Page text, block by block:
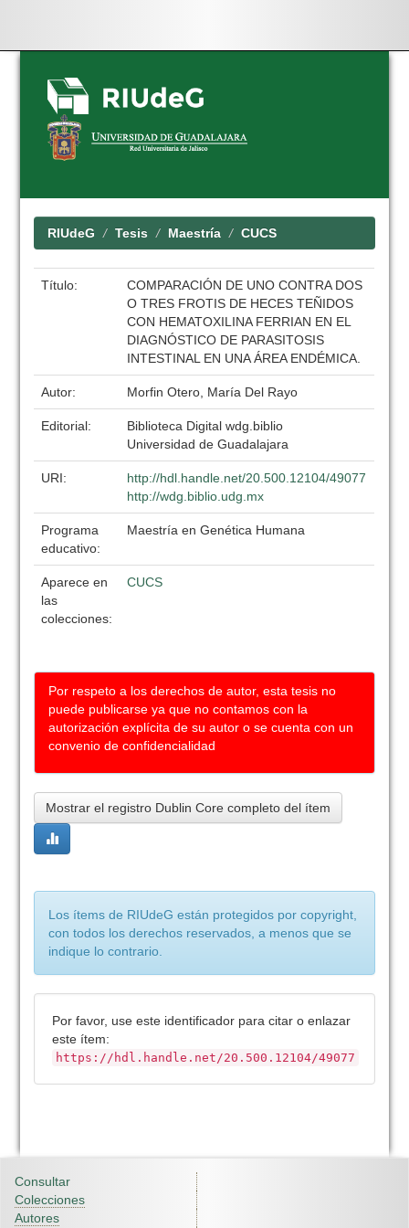
Skip
navigation
RIUdeG Tesis Maestría CUCS
Título:
COMPARACIÓN DE UNO CONTRA DOS
O TRES FROTIS DE HECES TEÑIDOS
CON HEMATOXILINA FERRIAN EN EL
DIAGNÓSTICO DE PARASITOSIS
INTESTINAL EN UNA ÁREA ENDÉMICA.
Autor: Morfin Otero, María Del Rayo
Editorial:
Biblioteca Digital wdg.biblio
Universidad de Guadalajara
URI:
http://hdl.handle.net/20.500.12104/49077
http://wdg.biblio.udg.mx
Programa
educativo:
Maestría en Genética Humana
Aparece en
las
colecciones:
CUCS
Por respeto a los derechos de autor, esta tesis no
puede publicarse ya que no contamos con la
autorización explícita de su autor o se cuenta con un
convenio de confidencialidad
Mostrar el registro Dublin Core completo del ítem
Los ítems de RIUdeG están protegidos por copyright,
con todos los derechos reservados, a menos que se
indique lo contrario.
Por favor, use este identificador para citar o enlazar
este ítem:
https://hdl.handle.net/20.500.12104/49077
Consultar
Colecciones
Autores